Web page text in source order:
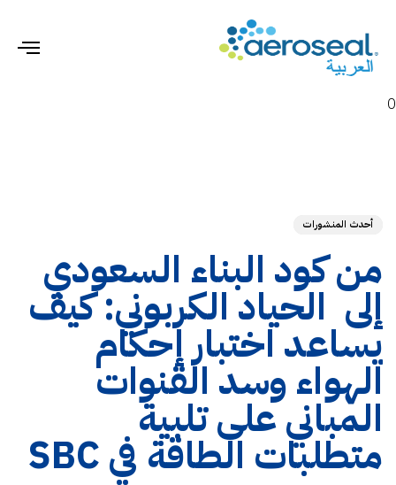
0
أحدث المنشورات
من كود البناء السعودي
إلى الحياد الكربوني: كيف
يساعد اختبار إحكام
الهواء وسد القنوات
المباني على تلبية
متطلبات الطاقة في SBC